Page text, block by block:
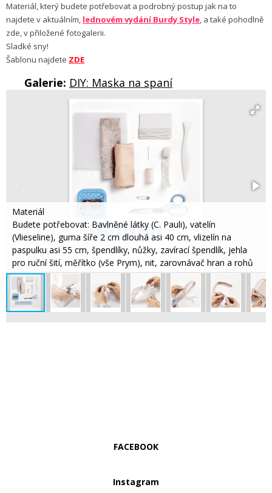
Materiál, který budete potřebovat a podrobný postup jak na to
najdete v aktuálním, lednovém vydání Burdy Style, a také pohodlně
zde, v přiložené fotogalerii.
Sladké sny!
Šablonu najdete ZDE
Galerie: DIY: Maska na spaní
Materiál
Budete potřebovat: Bavlněné látky (C. Pauli), vatelín
(Vlieseline), guma šíře 2 cm dlouhá asi 40 cm, vlizelín na
paspulku asi 55 cm, špendlíky, nůžky, zavírací špendlík, jehla
pro ruční šití, měřítko (vše Prym), nit, zarovnávač hran a rohů
FACEBOOK
Instagram